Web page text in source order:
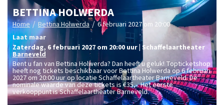
BETTINA HOLWERDA
Home / Bettina Holwerda / 6 februari 2027 om 20:00
Laat maar
zaterdag, 6 februari 2027 om 20:00 uur Schaffelaartheater
Barneveld
Bent u fan van Bettina Holwerda? Dan heeft u geluk! Topticketshop
heeft nog tickets beschikbaar voor Bettina Holwerda op 6 februari
2027 om 20:00 uur op locatie Schaffelaartheater Barneveld. De
nominale waarde van deze tickets is€35,-. Het eerste
verkooppunt is Schaffelaartheater Barneveld.